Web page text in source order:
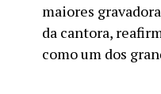
maiores
da cantora,
como um dos